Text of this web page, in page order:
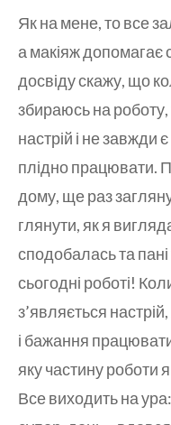
Як на мене, то все
а макіяж допомагає
досвіду скажу, що
збираюсь на
настрій і не завжди
плідно працювати.
дому, ще раз
глянути, як я
сподобалась та пані
сьогодні роботі!
з’являється
і бажання
яку частину роботи
Все виходить на